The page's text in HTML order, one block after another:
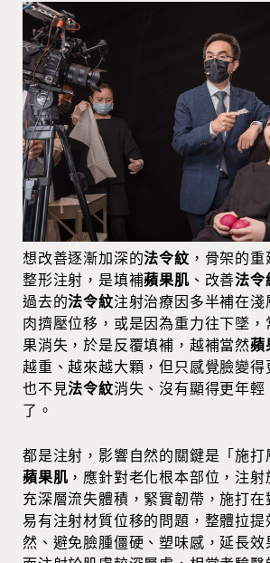
想改善逐漸加深的法令紋 ，骨架的
整形注射，是填補蘋果肌 、改善法令
過去的法令紋注射治療因多半補在
肉擠壓位移，或是因為重力往下墜
果消失，於是反覆填補，越補當然蘋
越重、越來越大顆，但只感覺臉變得
也不見法令紋消失、沒有顯得更年
了。
都是注射，影響自然的關鍵是「施
蘋果肌 ，應針對老化根本部位，注
充深層流失體積，緊實韌帶，施打
易有注射材質位移的問題，整體拉提
然、避免臉腫僵硬、塑味感，延長